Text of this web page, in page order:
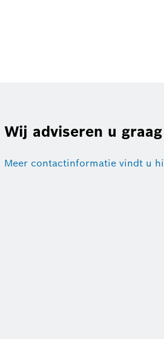
Wij adviseren u graag
Meer contactinformatie vindt u